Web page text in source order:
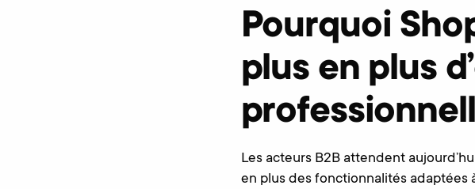
Pourquoi
plus en plus
Les acteurs B2B attendent
en plus des fonctionnalités adaptées